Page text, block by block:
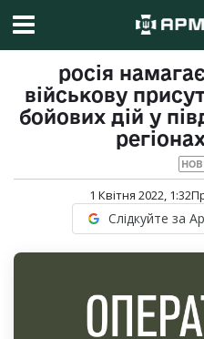
росія
військову
бойових дій у
1 Квітня 2022, 1:32
Слідкуйте за